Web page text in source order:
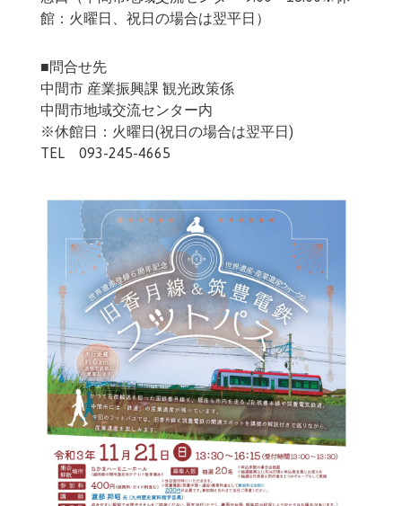
館：火曜日、祝日の場合は翌平日）
■問合せ先
中間市 産業振興課 観光政策係
中間市地域交流センター内
※休館日：火曜日(祝日の場合は翌平日)
TEL 093-245-4665